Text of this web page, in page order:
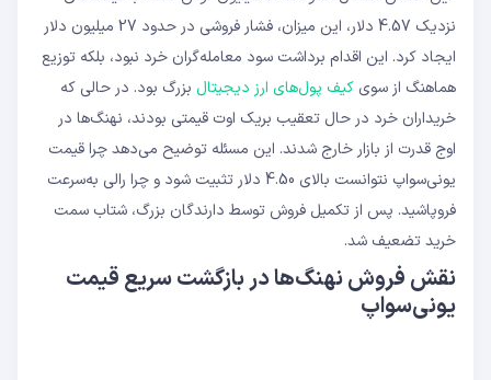
نزدیک 4.57 دلار، این میزان، فشار فروشی در حدود 27 میلیون دلار
ایجاد کرد. این اقدام برداشت سود معامله‌گران خرد نبود، بلکه توزیع
هماهنگ از سوی کیف ‌پول‌های ارز دیجیتال بزرگ بود. در حالی که
خریداران خرد در حال تعقیب بریک اوت قیمتی بودند، نهنگ‌ها در
اوج قدرت از بازار خارج شدند. این مسئله توضیح می‌دهد چرا قیمت
یونی‌سواپ نتوانست بالای 4.50 دلار تثبیت شود و چرا رالی به‌سرعت
فروپاشید. پس از تکمیل فروش توسط دارندگان بزرگ، شتاب سمت
خرید تضعیف شد.
نقش فروش نهنگ‌ها در بازگشت سریع قیمت
یونی‌سواپ